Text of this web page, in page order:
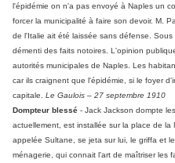
l'épidémie on n'a pas envoyé à Naples un
forcer la municipalité à faire son devoir. M.
de l'Italie ait été laissée sans défense.
démenti des faits notoires. L'opinion
autorités municipales de Naples. Les
car ils craignent que l'épidémie, si le foyer
capitale.
Le Gaulois – 27 septembre 1910
Dompteur blessé - Jack Jackson dompte
actuellement, est installée sur la place de
appelée Sultane, se jeta sur lui, le griffa et
ménagerie, qui connait l'art de maîtriser les